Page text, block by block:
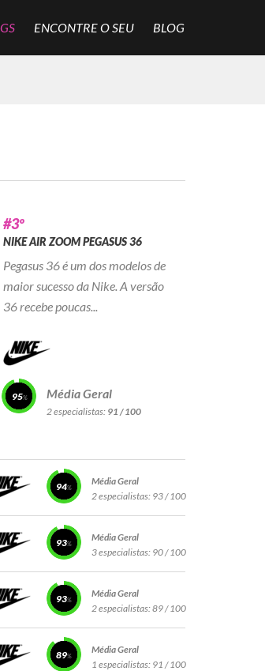
ENCONTRE O SEU BLOG
#3º
NIKE AIR ZOOM PEGASUS 36
Pegasus 36 é um dos modelos de
maior sucesso da Nike. A versão
36 recebe poucas...
95 Média Geral
2 especialistas: 91 / 100
94
Média Geral
2 especialistas: 93 / 100
93
Média Geral
3 especialistas: 90 / 100
93
Média Geral
2 especialistas:89 / 100
89
Média Geral
1 especialistas: 91 / 100